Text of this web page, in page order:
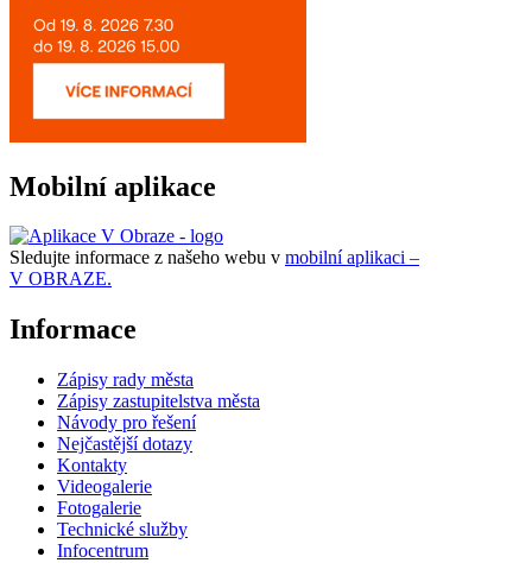
Mobilní aplikace
Sledujte informace z našeho webu v mobilní aplikaci –
V OBRAZE.
Informace
Zápisy rady města
Zápisy zastupitelstva města
Návody pro řešení
Nejčastější dotazy
Kontakty
Videogalerie
Fotogalerie
Technické služby
Infocentrum